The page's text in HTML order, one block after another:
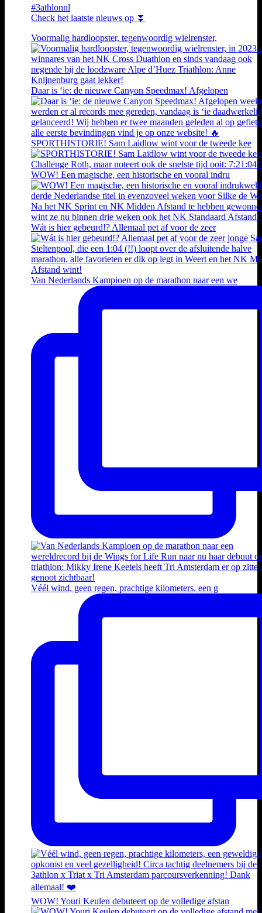
#3athlonnl
Check het laatste nieuws op ⏬
Voormalig hardloopster, tegenwoordig wielrenster,
Daar is ‘ie: de nieuwe Canyon Speedmax! Afgelopen
SPORTHISTORIE! Sam Laidlow wint voor de tweede kee
WOW! Een magische, een historische en vooral indru
Wát is hier gebeurd!? Allemaal pet af voor de zeer
Van Nederlands Kampioen op de marathon naar een we
Véél wind, geen regen, prachtige kilometers, een g
WOW! Youri Keulen debuteert op de volledige afstan